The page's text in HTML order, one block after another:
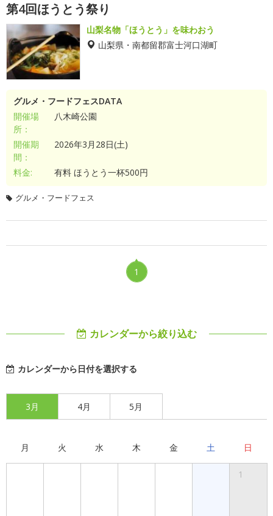
第4回ほうとう祭り
山梨名物「ほうとう」を味わおう
山梨県・南都留郡富士河口湖町
グルメ・フードフェスDATA
開催場
所：
八木崎公園
開催期
間：
2026年3月28日(土)
料金: 有料 ほうとう一杯500円
グルメ・フードフェス
1
カレンダーから絞り込む
カレンダーから日付を選択する
3月 4月 5月
月 火 水 木 金 土 日
1